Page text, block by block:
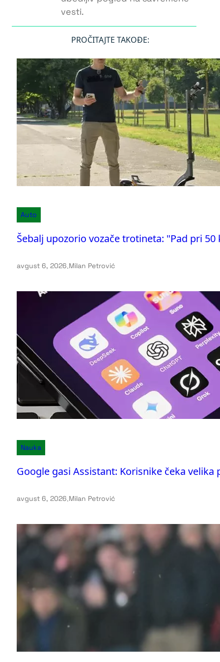
vesti.
PROČITAJTE TAKOĐE:
Auto
Šebalj upozorio vozače trotineta: "Pad pri
avgust 6, 2026.Milan Petrović
Nauka
Google gasi Assistant: Korisnike čeka velika
avgust 6, 2026.Milan Petrović